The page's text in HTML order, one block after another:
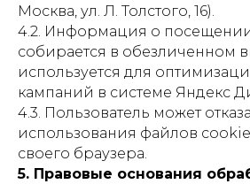
Москва, ул. Л. Толстого, 16).
4.2. Информация о
собирается в обезличенном
используется для
кампаний в системе Яндекс
4.3. Пользователь может
использования файлов
своего браузера.
5. Правовые основания